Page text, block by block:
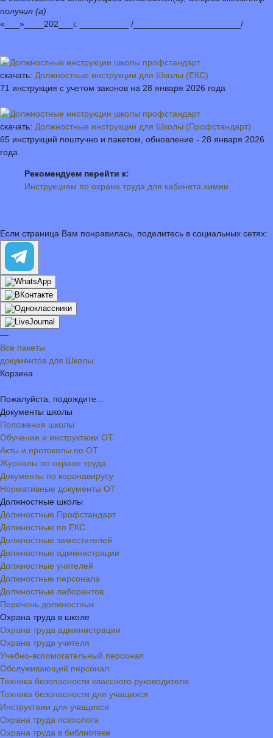
получил (а)
«___»____202___г. __________ /______________________/
скачать: Должностные инструкции для Школы (ЕКС)
71 инструкция с учетом законов на 28 января 2026 года
скачать: Должностные инструкции для Школы (Профстандарт)
65 инструкций поштучно и пакетом, обновление - 28 января 2026
года
Рекомендуем перейти к:
Инструкциям по охране труда для кабинета химии
Если страница Вам понравилась, поделитесь в социальных сетях:
—
Все пакеты
документов для Школы
Корзина
Пожалуйста, подождите...
Документы школы
Положения школы
Обучение и инструктажи ОТ
Акты и протоколы по ОТ
Журналы по охране труда
Документы по коронавирусу
Нормативные документы ОТ
Должностные школы
Должностные Профстандарт
Должностные по ЕКС
Должностные заместителей
Должностные администрации
Должностные учителей
Должностные персонала
Должностные лаборантов
Перечень должностных
Охрана труда в школе
Охрана труда администрации
Охрана труда учителя
Учебно-вспомогательный персонал
Обслуживающий персонал
Техника безопасности классного руководителя
Техника безопасности для учащихся
Инструктажи для учащихся
Охрана труда психолога
Охрана труда в библиотеке